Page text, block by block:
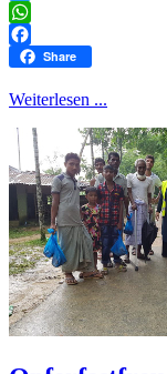
Twitter
WhatsApp
Facebook
Share
Weiterlesen ...